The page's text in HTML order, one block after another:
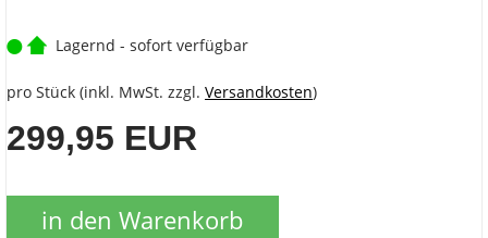
Lagernd - sofort verfügbar
pro Stück (inkl. MwSt. zzgl. Versandkosten)
299,95 EUR
in den Warenkorb